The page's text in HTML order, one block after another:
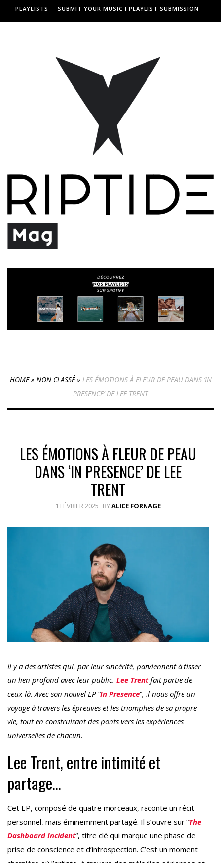
PLAYLISTS SUBMIT YOUR MUSIC I PLAYLIST SUBMISSION
HOME» NON CLASSÉ» LES ÉMOTIONS À FLEUR DE PEAU DANS ‘IN
PRESENCE’ DE LEE TRENT
LES ÉMOTIONS À FLEUR DE PEAU
DANS ‘IN PRESENCE’ DE LEE
TRENT
1 FÉVRIER 2025 BYALICE FORNAGE
Il y a des artistes qui, par leur sincérité, parviennent à tisser
un lien profond avec leur public. Lee Trentfait partie de
ceux-là. Avec son nouvel EP “In Presence“, il nous offre un
voyage à travers les épreuves et les triomphes de sa propre
vie, tout en construisant des ponts vers les expériences
universelles de chacun.
Lee Trent, entre intimité et
partage…
Cet EP, composé de quatre morceaux, raconte un récit
personnel, mais éminemment partagé. Il s’ouvre sur “The
Dashboard Incident“, titre clé qui marque une phase de
prise de conscience et d’introspection. C’est un moment